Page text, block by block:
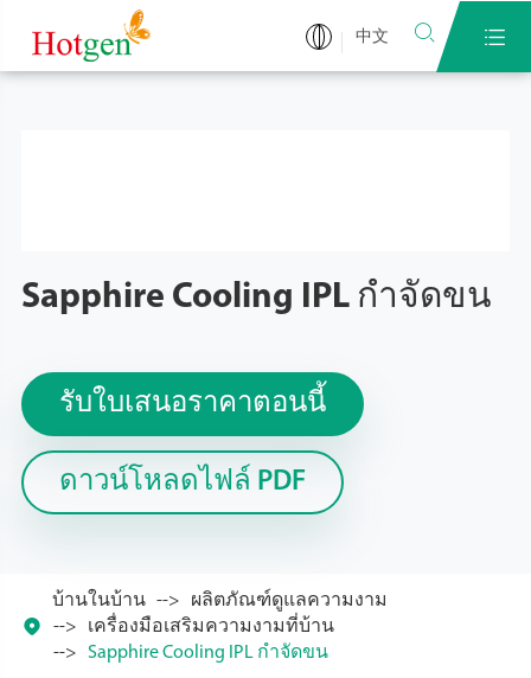
中文  
Sapphire Cooling IPL กำจัดขน
รับใบเสนอราคาตอนนี้
ดาวน์โหลดไฟล์ PDF

บ้านในบ้าน
ผลิตภัณฑ์ดูแลความงาม
เครื่องมือเสริมความงามที่บ้าน
Sapphire Cooling IPL กำจัดขน